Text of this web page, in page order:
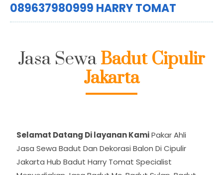
089637980999 HARRY TOMAT
Jasa Sewa Badut Cipulir
Jakarta
Selamat Datang Di layanan Kami
Jasa Sewa Badut Dan Dekorasi Balon Di Cipulir
Jakarta Hub Badut Harry Tomat Specialist